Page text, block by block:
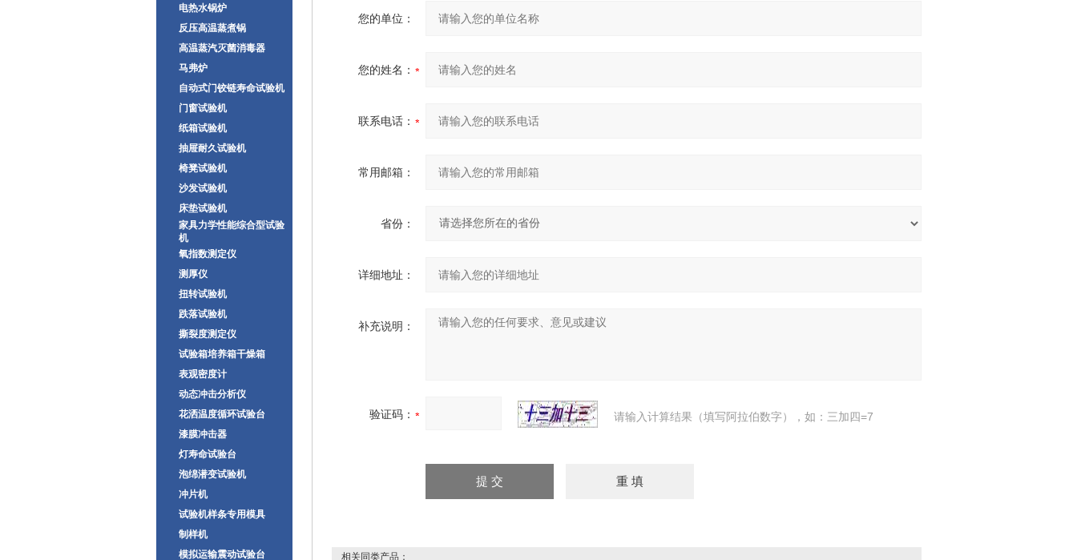
电热水锅炉
反压高温蒸煮锅
高温蒸汽灭菌消毒器
马弗炉
自动式门铰链寿命试验机
门窗试验机
纸箱试验机
抽屉耐久试验机
椅凳试验机
沙发试验机
床垫试验机
家具力学性能综合型试验
机
氧指数测定仪
测厚仪
扭转试验机
跌落试验机
撕裂度测定仪
试验箱培养箱干燥箱
表观密度计
动态冲击分析仪
花洒温度循环试验台
漆膜冲击器
灯寿命试验台
泡绵潜变试验机
冲片机
试验机样条专用模具
制样机
模拟运输震动试验台
您的单位：
您的姓名：
联系电话：
常用邮箱：
省份：
详细地址：
补充说明：
验证码： 请输入计算结果（填写阿拉伯数字），如：三加四=7
相关同类产品：